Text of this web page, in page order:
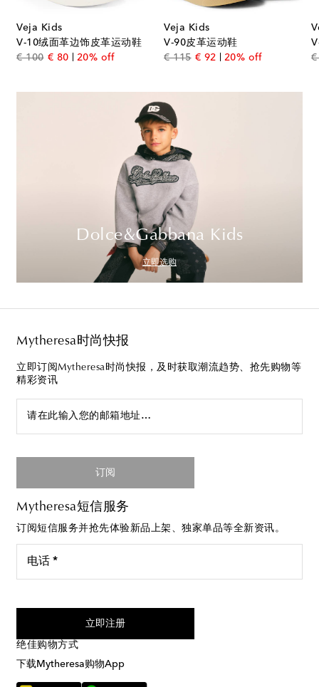
Veja Kids
V-10绒面革边饰皮革运动鞋
€ 100original price
€ 80discount price
20% off
Veja Kids
V-90皮革运动鞋
€ 115original price
€ 92discount price
20% off
€
Dolce&Gabbana Kids
立即选购
Mytheresa时尚快报
立即订阅Mytheresa时尚快报，及时获取潮流趋势、抢先购物等
精彩资讯
请在此输入您的邮箱地址…
订阅
Mytheresa短信服务
订阅短信服务并抢先体验新品上架、独家单品等全新资讯。
电话 *
立即注册
绝佳购物方式
下载Mytheresa购物App